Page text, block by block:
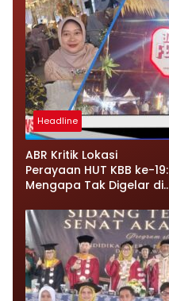
Headline
ABR Kritik Lokasi
Perayaan HUT KBB ke-19:
Mengapa Tak Digelar di